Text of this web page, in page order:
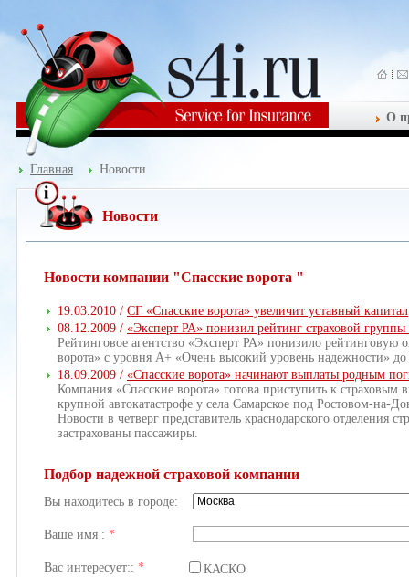
О
Главная Новости
Новости
Новости компании "Спасские ворота "
19.03.2010 / СГ «Спасские ворота» увеличит уставный капитал
08.12.2009 / «Эксперт РА» понизил рейтинг страховой группы
Рейтинговое агентство «Эксперт РА» понизило рейтинговую
ворота» с уровня А+ «Очень высокий уровень надежности»
18.09.2009 / «Спасские ворота» начинают выплаты родным
Компания «Спасские ворота» готова приступить к
крупной автокатастрофе у села Самарское под Ростовом-на-
Новости в четверг представитель краснодарского отделения
застрахованы пассажиры.
Подбор надежной страховой компании
Вы находитесь в городе:
Ваше имя : *
Вас интересует:: *
КАСКО